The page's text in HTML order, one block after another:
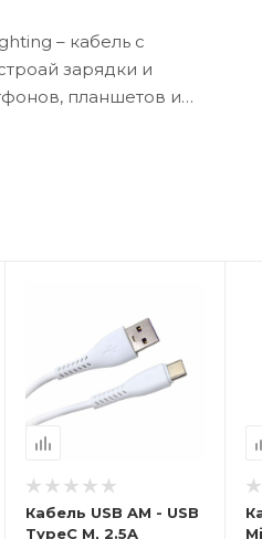
– кабель с
зарядки и
планшетов и
Кабель USB AM - USB
TypeC M, 2.5A